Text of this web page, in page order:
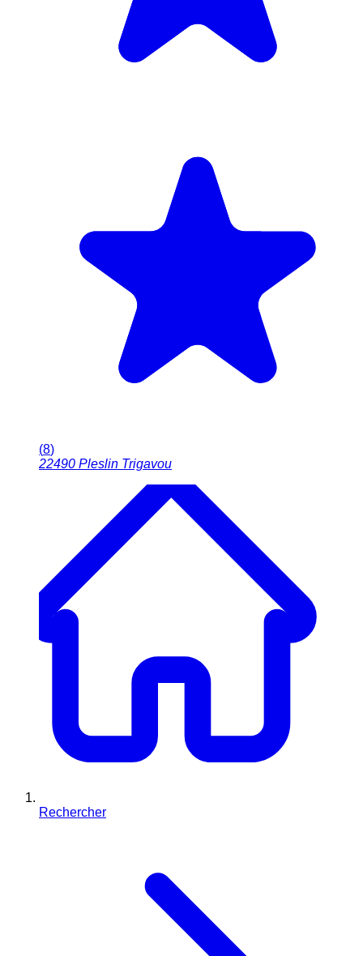
(8)
22490 Pleslin Trigavou
Rechercher